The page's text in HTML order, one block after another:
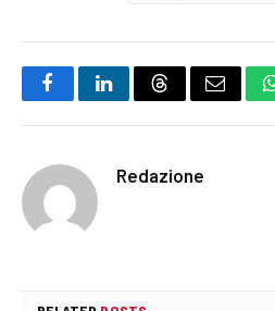
FacebookLinkedInThreadsEmail
Redazione